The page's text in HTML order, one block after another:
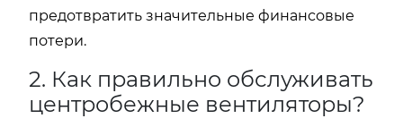
предотвратить значительные финансовые
потери.
2. Как правильно обслуживать
центробежные вентиляторы?